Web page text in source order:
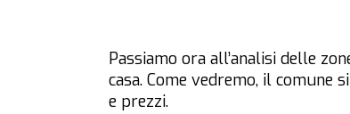
Passiamo ora all’analisi delle
casa. Come vedremo, il
e prezzi.